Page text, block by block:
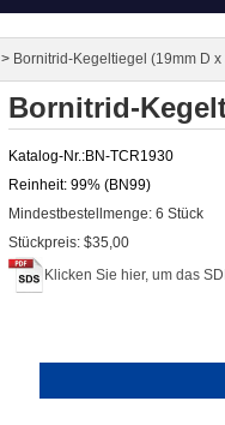
> Bornitrid-Kegeltiegel (19mm D x
Bornitrid-
Katalog-Nr.:BN-TCR1930
Reinheit: 99% (BN99)
Mindestbestellmenge: 6 Stück
Stückpreis: $35,00
Klicken Sie hier, um das